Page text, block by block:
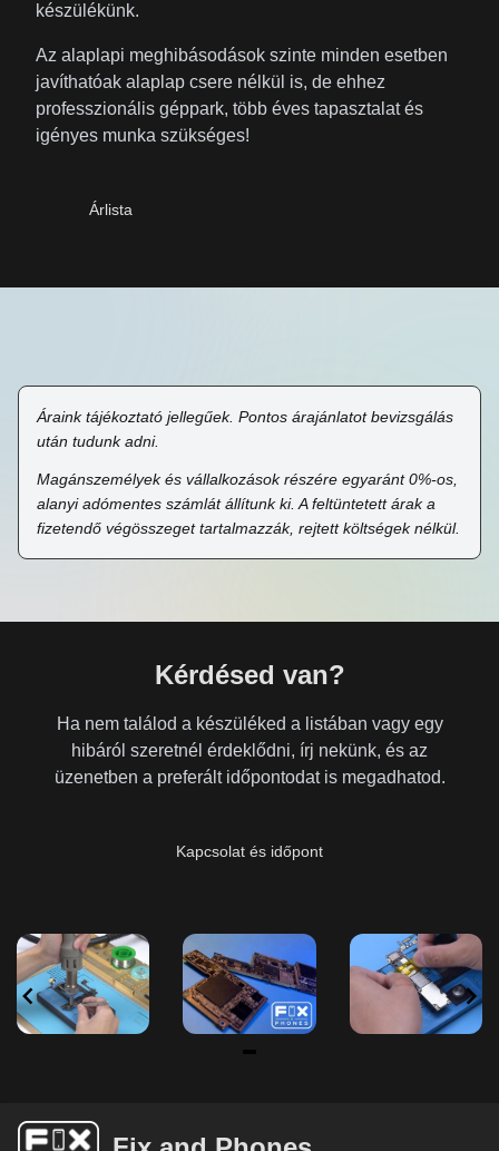
készülékünk.
Az alaplapi meghibásodások szinte minden esetben
javíthatóak alaplap csere nélkül is, de ehhez
professzionális géppark, több éves tapasztalat és
igényes munka szükséges!
Árlista
Áraink tájékoztató jellegűek. Pontos árajánlatot bevizsgálás
után tudunk adni.
Magánszemélyek és vállalkozások részére egyaránt 0%-os,
alanyi adómentes számlát állítunk ki. A feltüntetett árak a
fizetendő végösszeget tartalmazzák, rejtett költségek nélkül.
Kérdésed van?
Ha nem találod a készüléked a listában vagy egy
hibáról szeretnél érdeklődni, írj nekünk, és az
üzenetben a preferált időpontodat is megadhatod.
Kapcsolat és időpont